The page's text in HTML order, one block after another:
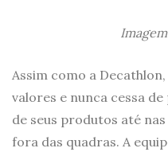
Assim como a
valores e nunca cessa
de seus produtos até
fora das quadras. A